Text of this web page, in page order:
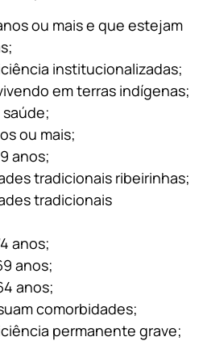
ou mais e que estejam
institucionalizadas;
em terras indígenas;
ou mais;
anos;
tradicionais ribeirinhas;
tradicionais
anos;
anos;
anos;
comorbidades;
permanente grave;